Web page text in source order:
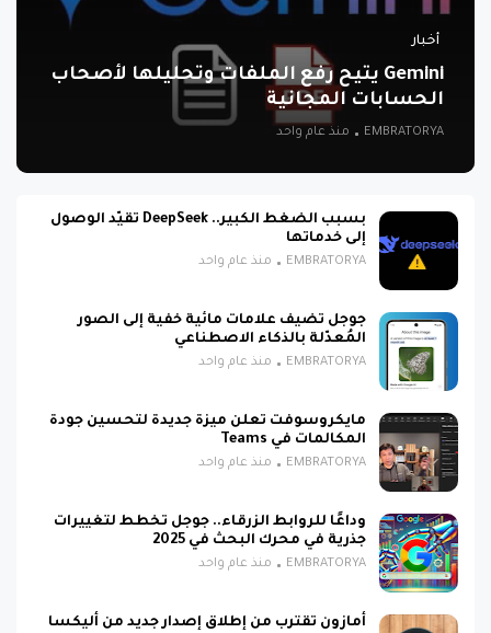
أخبار
Gemini يتيح رفع الملفات وتحليلها لأصحاب
الحسابات المجانية
EMBRATORYA منذ عام واحد
بسبب الضغط الكبير.. DeepSeek تقيّد الوصول
إلى خدماتها
EMBRATORYA منذ عام واحد
جوجل تضيف علامات مائية خفية إلى الصور
المُعدّلة بالذكاء الاصطناعي
EMBRATORYA منذ عام واحد
مايكروسوفت تعلن ميزة جديدة لتحسين جودة
المكالمات في Teams
EMBRATORYA منذ عام واحد
وداعًا للروابط الزرقاء.. جوجل تخطط لتغييرات
جذرية في محرك البحث في 2025
EMBRATORYA منذ عام واحد
أمازون تقترب من إطلاق إصدار جديد من أليكسا